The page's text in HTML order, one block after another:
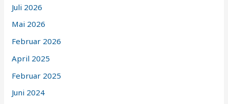
Juli 2026
Mai 2026
Februar 2026
April 2025
Februar 2025
Juni 2024